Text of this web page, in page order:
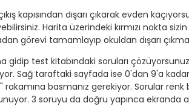
kapısından dışarı çıkarak evden
Harita üzerindeki kırmızı nokta
görevi tamamlayıp okuldan dışarı
test kitabındaki soruları
Sağ taraftaki sayfada ise 0'dan 9'a
rakamına basmanız gerekiyor. Sorular
3 soruyu da doğru yapınca ekranda